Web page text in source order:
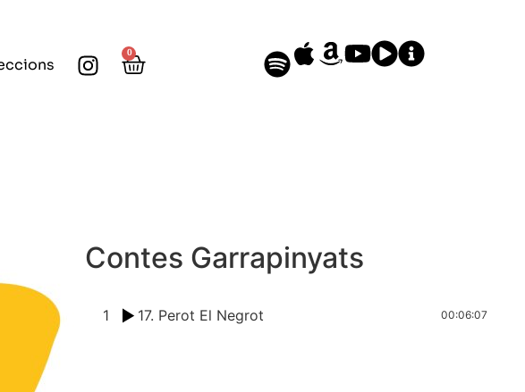
0
Contes Garrapinyats
1 17. Perot El Negrot 00:06:07